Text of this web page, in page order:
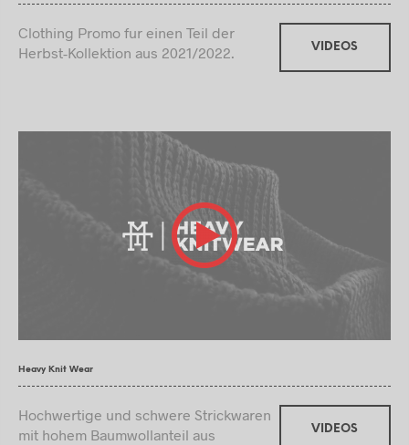
Clothing Promo fur einen Teil der
Herbst-Kollektion aus 2021/2022.
VIDEOS
Heavy Knit Wear
Hochwertige und schwere Strickwaren
mit hohem Baumwollanteil aus
VIDEOS